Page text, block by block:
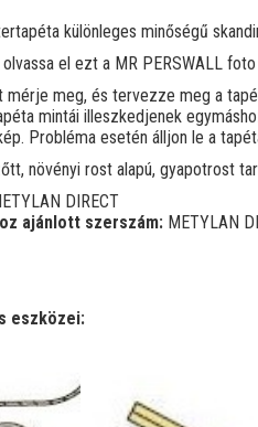
különleges minőségű
el ezt a MR PERSWALL
mérje meg, és tervezze meg a
mintái illeszkedjenek
Probléma esetén álljon le a
növényi rost alapú, gyapotrost
DIRECT
ajánlott szerszám: METYLAN
eszközei: